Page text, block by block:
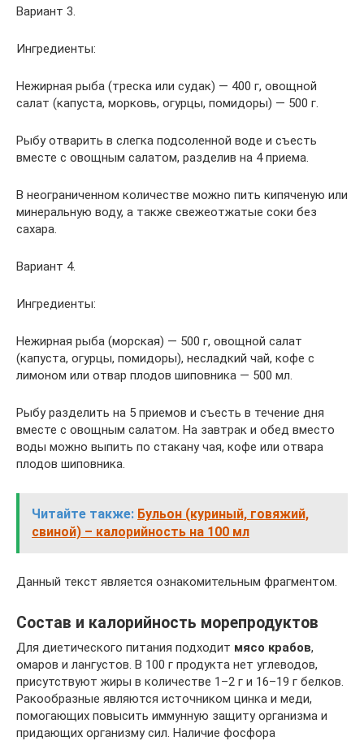
Вариант 3.
Ингредиенты:
Нежирная рыба (треска или судак) — 400 г, овощной
салат (капуста, морковь, огурцы, помидоры) — 500 г.
Рыбу отварить в слегка подсоленной воде и съесть
вместе с овощным салатом, разделив на 4 приема.
В неограниченном количестве можно пить кипяченую или
минеральную воду, а также свежеотжатые соки без
сахара.
Вариант 4.
Ингредиенты:
Нежирная рыба (морская) — 500 г, овощной салат
(капуста, огурцы, помидоры), несладкий чай, кофе с
лимоном или отвар плодов шиповника — 500 мл.
Рыбу разделить на 5 приемов и съесть в течение дня
вместе с овощным салатом. На завтрак и обед вместо
воды можно выпить по стакану чая, кофе или отвара
плодов шиповника.
Читайте также: Бульон (куриный, говяжий,
свиной) – калорийность на 100 мл
Данный текст является ознакомительным фрагментом.
Состав и калорийность морепродуктов
Для диетического питания подходит мясо крабов,
омаров и лангустов. В 100 г продукта нет углеводов,
присутствуют жиры в количестве 1–2 г и 16–19 г белков.
Ракообразные являются источником цинка и меди,
помогающих повысить иммунную защиту организма и
придающих организму сил. Наличие фосфора